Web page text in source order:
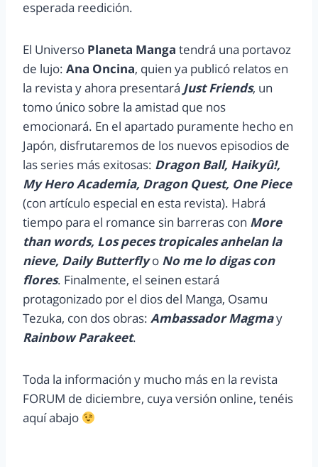
esperada reedición.
El Universo Planeta Manga tendrá una portavoz
de lujo: Ana Oncina, quien ya publicó relatos en
la revista y ahora presentará Just Friends, un
tomo único sobre la amistad que nos
emocionará. En el apartado puramente hecho en
Japón, disfrutaremos de los nuevos episodios de
las series más exitosas: Dragon Ball, Haikyû!,
My Hero Academia, Dragon Quest, One Piece
(con artículo especial en esta revista). Habrá
tiempo para el romance sin barreras con More
than words, Los peces tropicales anhelan la
nieve, Daily Butterflyo No me lo digas con
flores. Finalmente, el seinen estará
protagonizado por el dios del Manga, Osamu
Tezuka, con dos obras: Ambassador Magmay
Rainbow Parakeet.
Toda la información y mucho más en la revista
FORUM de diciembre, cuya versión online, tenéis
aquí abajo